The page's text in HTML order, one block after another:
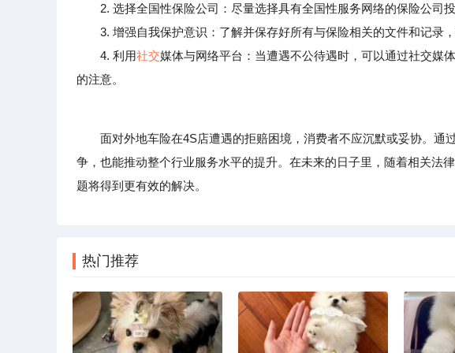
2. 选择全国性保险公司：尽量选择具有全国性服务网络的保险公司投
3. 增强自我保护意识：了解并保存好所有与保险相关的文件和记录，
4. 利用社交媒体与网络平台：当遭遇不公待遇时，可以通过社交媒
的注意。
面对外地车险在4S店遭遇的拒赔困境，消费者不应沉默或妥协。通
争，也能推动整个行业服务水平的提升。在未来的日子里，随着相关法
题将得到更有效的解决。
热门推荐